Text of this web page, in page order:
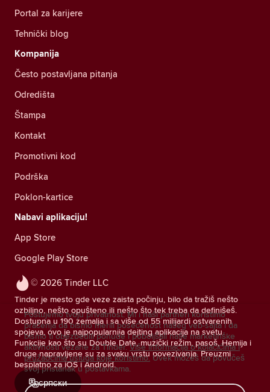
© 2026 Tinder LLC
Tinder je mesto gde veze zaista počinju, bilo da tražiš nešto
ozbiljno, nešto opušteno ili nešto što tek treba da definišeš.
Dostupna u 190 zemalja i sa više od 55 milijardi ostvarenih
spojeva, ovo je najpopularnija dejting aplikacija na svetu.
Funkcije kao što su Double Date, muzički režim, pasoš, Hemija i
druge napravljene su za svaku vrstu povezivanja. Preuzmi
besplatno za iOS i Android.
српски
Portal za karijere
Tehnički blog
Kompanija
Često postavljana pitanja
Odredišta
Štampa
Kontakt
Promotivni kod
Podrška
Poklon-kartice
Nabavi aplikaciju!
App Store
Google Play Store
Poštujemo tvoju privatnost. Mi i naši partneri koristimo
praćenja da bismo merili posećenost našeg veb-sajta i da
bismo ti obezbedili ponude i poboljšali naše marketinške
aktivnosti vezane za Tinder. Više informacija o kolačićima i
pružaocima usluga koje koristimo. Uvek možeš da povučeš
svoj pristanak u postavkama.